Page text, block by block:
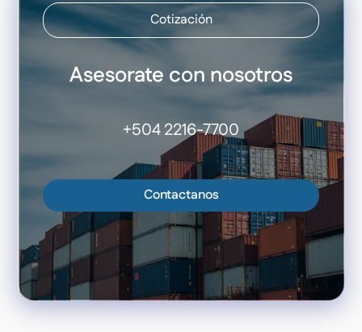
Cotización
Asesorate con nosotros
+504 2216-7700
Contactanos